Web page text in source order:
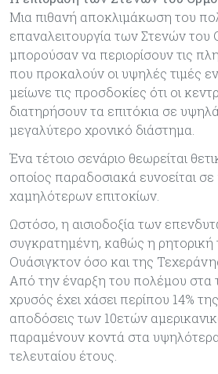
Μια πιθανή αποκλιμάκωση του
επαναλειτουργία των Στενών του
μπορούσαν να περιορίσουν τις
που προκαλούν οι υψηλές τιμές
μείωνε τις προσδοκίες ότι οι
διατηρήσουν τα επιτόκια σε
μεγαλύτερο χρονικό διάστημα.
Ένα τέτοιο σενάριο θεωρείται
οποίος παραδοσιακά ευνοείται
χαμηλότερων επιτοκίων.
Ωστόσο, η αισιοδοξία των
συγκρατημένη, καθώς η ρητορική
Ουάσιγκτον όσο και της
Από την έναρξη του πολέμου στα
χρυσός έχει χάσει περίπου 14%
αποδόσεις των 10ετών
παραμένουν κοντά στα
τελευταίου έτους.